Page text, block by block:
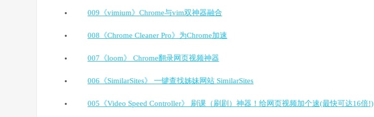
009《vimium》Chrome与vim双神器融合
008《Chrome Cleaner Pro》为Chrome加速
007《loom》 Chrome翻录网页视频神器
006《SimilarSites》 一键查找姊妹网站 SimilarSites
005《Video Speed Controller》 刷课（刷剧）神器！给网页视频加个速(最快可达16倍!)